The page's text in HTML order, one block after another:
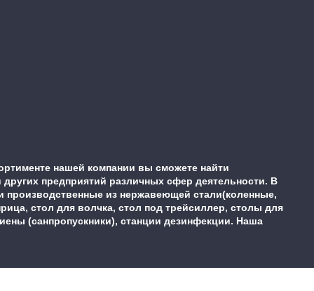
нашей компании вы сможете найти
предприятий различных сфер деятельности. В
производственные из нержавеющей стали(коленные,
стол для волчка, стол под трейсиллер, столы для
(санпропускники), станции дезинфекции. Наша